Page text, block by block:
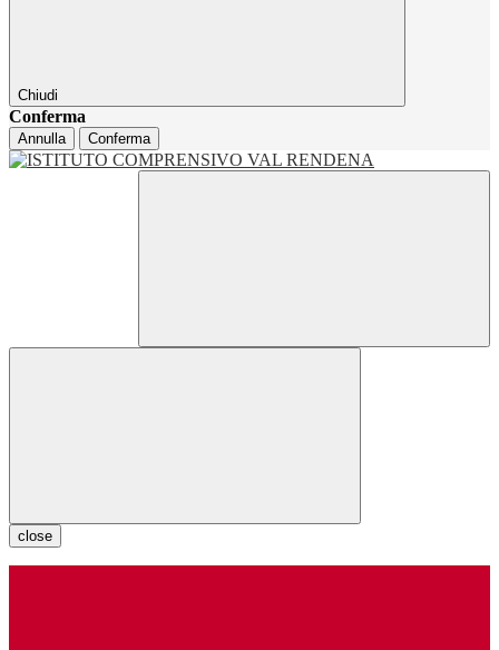
Chiudi
Conferma
Annulla Conferma
close